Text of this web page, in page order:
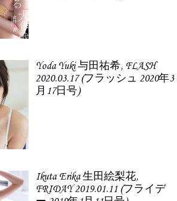
Yoda Yuki 与田祐希, FLASH
2020.03.17 (フラッシュ 2020年3
月17日号)
Ikuta Erika 生田絵梨花,
FRIDAY 2019.01.11 (フライデ